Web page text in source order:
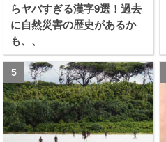
らヤバすぎる漢字9選！過去
に自然災害の歴史があるか
も、、